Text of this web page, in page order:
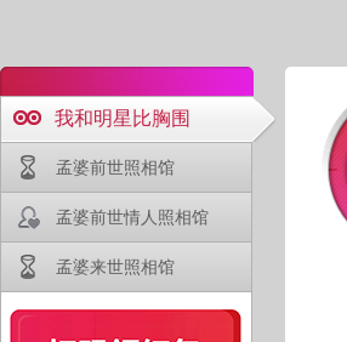
我和明星比胸围
孟婆前世照相馆
孟婆前世情人照相馆
孟婆来世照相馆